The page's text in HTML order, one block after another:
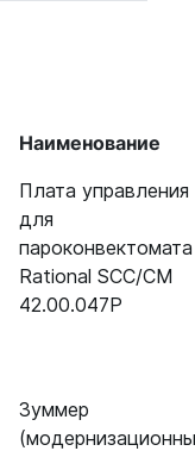
Наименование
Плата управления
для
пароконвектомата
Rational SCC/CM
42.00.047P
Зуммер